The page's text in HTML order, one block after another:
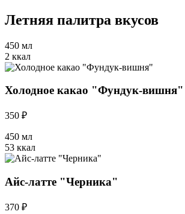
Летняя палитра вкусов
450 мл
2 ккал
Холодное какао "Фундук-вишня"
350 ₽
450 мл
53 ккал
Айс-латте "Черника"
370 ₽